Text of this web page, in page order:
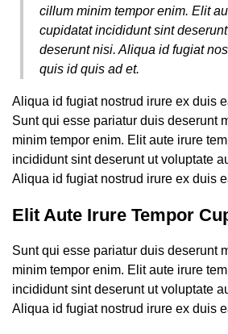
cillum minim tempor enim. Elit
cupidatat incididunt sint
deserunt nisi. Aliqua id fugiat
quis id quis ad et.
Aliqua id fugiat nostrud irure ex duis
Sunt qui esse pariatur duis deserunt
minim tempor enim. Elit aute irure
incididunt sint deserunt ut voluptate
Aliqua id fugiat nostrud irure ex duis
Elit Aute Irure Tempor
Sunt qui esse pariatur duis deserunt
minim tempor enim. Elit aute irure
incididunt sint deserunt ut voluptate
Aliqua id fugiat nostrud irure ex duis